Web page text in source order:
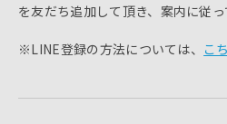
を友だち追加して頂き、案内に従
※LINE登録の方法については、 こ